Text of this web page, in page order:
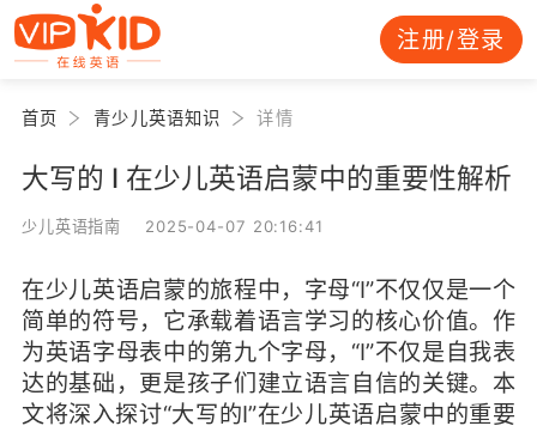
注册/登录
首页 青少儿英语知识 详情
大写的 I 在少儿英语启蒙中的重要性解析
少儿英语指南 2025-04-07 20:16:41
在少儿英语启蒙的旅程中，字母“I”不仅仅是一个
简单的符号，它承载着语言学习的核心价值。作
为英语字母表中的第九个字母，“I”不仅是自我表
达的基础，更是孩子们建立语言自信的关键。本
文将深入探讨“大写的I”在少儿英语启蒙中的重要